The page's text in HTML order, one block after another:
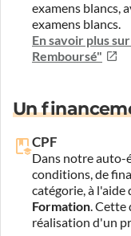
examens blancs,
examens blancs.
En savoir plus
Remboursé"
Un
CPF
Dans notre auto-
conditions, de
catégorie, à l'aide
Formation. Cette
réalisation d'un